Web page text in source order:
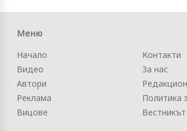
Меню
Начало
Видео
Автори
Реклама
Вицове
Контакти
За нас
Политика
Вестникът